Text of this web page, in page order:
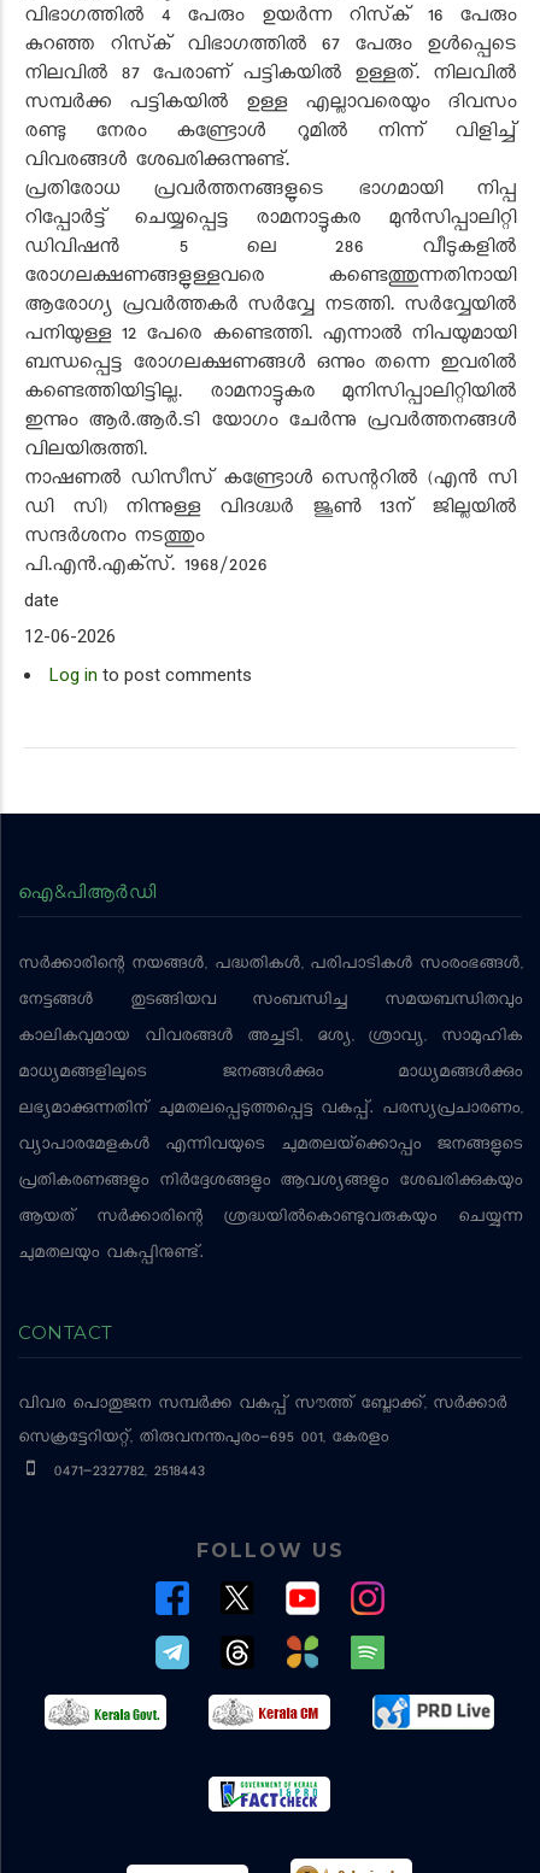
വിഭാഗത്തിൽ 4പേരും ഉയർന്ന റിസ്‌ക് 16പേരും
കുറഞ്ഞ റിസ്‌ക് വിഭാഗത്തിൽ 67പേരും ഉൾപ്പെടെ
നിലവിൽ 87പേരാണ് പട്ടികയിൽ ഉള്ളത്. നിലവിൽ
സമ്പർക്ക പട്ടികയിൽ ഉള്ള എല്ലാവരെയും ദിവസം
രണ്ടു നേരം കണ്ട്രോൾ റൂമിൽ നിന്ന് വിളിച്ച്
വിവരങ്ങൾ ശേഖരിക്കുന്നുണ്ട്.
പ്രതിരോധ പ്രവർത്തനങ്ങളുടെ ഭാഗമായി നിപ്പ
റിപ്പോർട്ട് ചെയ്യപ്പെട്ട രാമനാട്ടുകര മുൻസിപ്പാലിറ്റി
ഡിവിഷൻ 5ലെ 286 വീടുകളിൽ
രോഗലക്ഷണങ്ങളുള്ളവരെ കണ്ടെത്തുന്നതിനായി
ആരോഗ്യ പ്രവർത്തകർ സർവ്വേ നടത്തി. സർവ്വേയിൽ
പനിയുള്ള 12 പേരെ കണ്ടെത്തി. എന്നാൽ നിപയുമായി
ബന്ധപ്പെട്ട രോഗലക്ഷണങ്ങൾ ഒന്നും തന്നെ ഇവരിൽ
കണ്ടെത്തിയിട്ടില്ല. രാമനാട്ടുകര മുനിസിപ്പാലിറ്റിയിൽ
ഇന്നും ആർ.ആർ.ടി യോഗം ചേർന്നു പ്രവർത്തനങ്ങൾ
വിലയിരുത്തി.
നാഷണൽ ഡിസീസ് കണ്ട്രോൾ സെന്ററിൽ (എൻ സി
ഡി സി) നിന്നുള്ള വിദഗ്ദ്ധർ ജൂൺ 13ന് ജില്ലയിൽ
സന്ദർശനം നടത്തും
പി.എൻ.എക്‌സ്. 1968/2026
date
12-06-2026
Log in to post comments
ഐ&പിആര്‍ഡി
സര്‍ക്കാരിന്റെ നയങ്ങള്‍, പദ്ധതികള്‍, പരിപാടികള്‍ സംരംഭങ്ങള്‍,
നേട്ടങ്ങള്‍ തുടങ്ങിയവ സംബന്ധിച്ച സമയബന്ധിതവും
കാലികവുമായ വിവരങ്ങള്‍ അച്ചടി, ദൃശ്യ, ശ്രാവ്യ, സാമൂഹിക
മാധ്യമങ്ങളിലൂടെ ജനങ്ങള്‍ക്കും മാധ്യമങ്ങള്‍ക്കും
ലഭ്യമാക്കുന്നതിന് ചുമതലപ്പെടുത്തപ്പെട്ട വകുപ്പ്. പരസ്യപ്രചാരണം,
വ്യാപാരമേളകള്‍ എന്നിവയുടെ ചുമതലയ്‌ക്കൊപ്പം ജനങ്ങളുടെ
പ്രതികരണങ്ങളും നിര്‍ദ്ദേശങ്ങളും ആവശ്യങ്ങളും ശേഖരിക്കുകയും
ആയത് സര്‍ക്കാരിന്റെ ശ്രദ്ധയില്‍കൊണ്ടുവരുകയും ചെയ്യുന്ന
ചുമതലയും വകുപ്പിനുണ്ട്.
CONTACT
വിവര പൊതുജന സമ്പര്‍ക്ക വകുപ്പ് സൗത്ത് ബ്ലോക്ക്, സര്‍ക്കാര്‍
സെക്രട്ടേറിയറ്റ്, തിരുവനന്തപുരം-695 001, കേരളം
0471-2327782, 2518443
FOLLOW US